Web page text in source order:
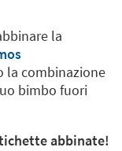
la
la combinazione
bimbo fuori
abbinate!